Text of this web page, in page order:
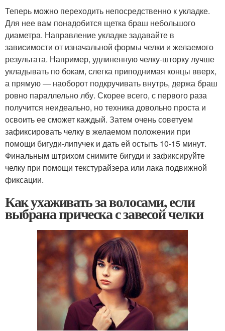
Теперь можно переходить непосредственно к укладке.
Для нее вам понадобится щетка браш небольшого
диаметра. Направление укладке задавайте в
зависимости от изначальной формы челки и желаемого
результата. Например, удлиненную челку-шторку лучше
укладывать по бокам, слегка приподнимая концы вверх,
а прямую — наоборот подкручивать внутрь, держа браш
ровно параллельно лбу. Скорее всего, с первого раза
получится неидеально, но техника довольно проста и
освоить ее сможет каждый. Затем очень советуем
зафиксировать челку в желаемом положении при
помощи бигуди-липучек и дать ей остыть 10-15 минут.
Финальным штрихом снимите бигуди и зафиксируйте
челку при помощи текстурайзера или лака подвижной
фиксации.
Как ухаживать за волосами, если
выбрана прическа с завесой челки